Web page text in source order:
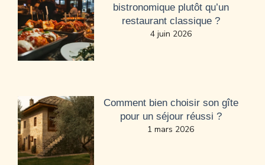
bistronomique plutôt qu’un
restaurant classique ?
4 juin 2026
Comment bien choisir son gîte
pour un séjour réussi ?
1 mars 2026